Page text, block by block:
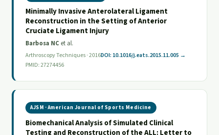
Minimally Invasive Anterolateral Ligament
Reconstruction in the Setting of Anterior
Cruciate Ligament Injury
Barbosa NC et al.
Arthroscopy Techniques · 2016DOI: 10.1016/j.eats.2015.11.005 →
PMID: 27274456
AJSM · American Journal of Sports Medicine
Biomechanical Analysis of Simulated Clinical
Testing and Reconstruction of the ALL: Letter to